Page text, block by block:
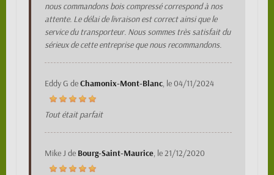
nous commandons bois compressé correspond à nos
attente. Le délai de livraison est correct ainsi que le
service du transporteur. Nous sommes très satisfait du
sérieux de cette entreprise que nous recommandons.
Eddy G deChamonix-Mont-Blanc, le04/11/2024
Tout était parfait
Mike J de Bourg-Saint-Maurice, le21/12/2020